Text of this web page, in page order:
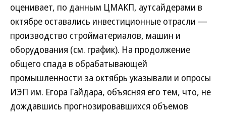
оценивает, по данным ЦМАКП, аутсайдерами в
октябре оставались инвестиционные отрасли —
производство стройматериалов, машин и
оборудования (см. график). На продолжение
общего спада в обрабатывающей
промышленности за октябрь указывали и опросы
ИЭП им. Егора Гайдара, объясняя его тем, что, не
дождавшись прогнозировавшихся объемов